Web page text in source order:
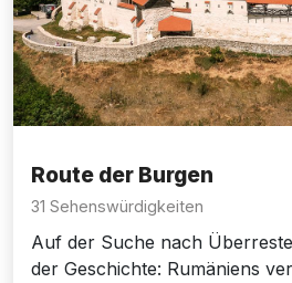
Route der Burgen
31 Sehenswürdigkeiten
Auf der Suche nach
der Geschichte: Rumäniens